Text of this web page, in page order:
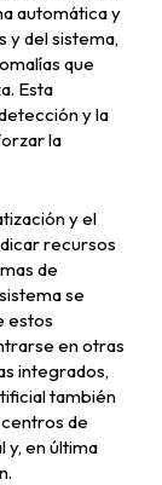
automática y
y del sistema,
que
Esta
y la
la
y el
recursos
de
se
estos
en otras
integrados,
también
de
y, en última